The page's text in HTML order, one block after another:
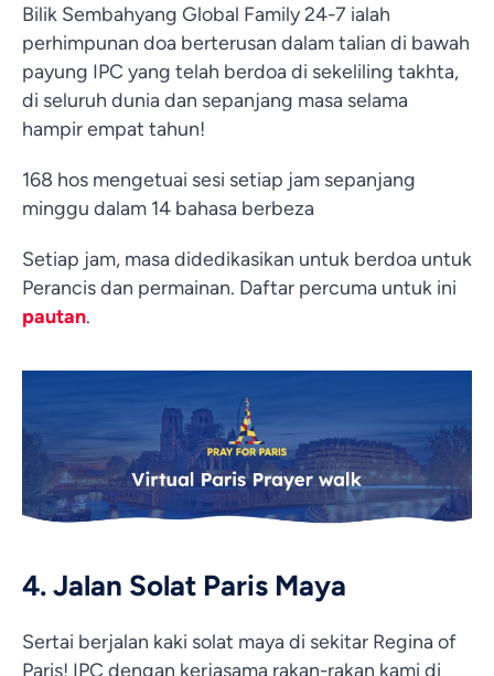
Bilik Sembahyang Global Family 24-7 ialah
perhimpunan doa berterusan dalam talian di bawah
payung IPC yang telah berdoa di sekeliling takhta,
di seluruh dunia dan sepanjang masa selama
hampir empat tahun!
168 hos mengetuai sesi setiap jam sepanjang
minggu dalam 14 bahasa berbeza
Setiap jam, masa didedikasikan untuk berdoa untuk
Perancis dan permainan. Daftar percuma untuk ini
pautan.
4. Jalan Solat Paris Maya
Sertai berjalan kaki solat maya di sekitar Regina of
Paris! IPC dengan kerjasama rakan-rakan kami di